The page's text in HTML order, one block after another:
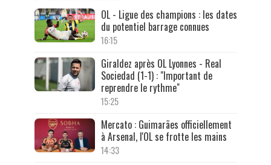
OL - Ligue des champions : les dates
du potentiel barrage connues
16:15
Giraldez après OL Lyonnes - Real
Sociedad (1-1) : "Important de
reprendre le rythme"
15:25
Mercato : Guimarães officiellement
à Arsenal, l'OL se frotte les mains
14:33